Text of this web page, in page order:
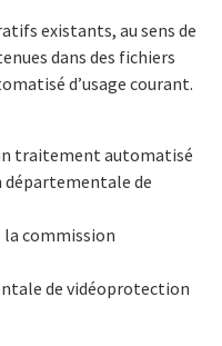
existants, au sens de
dans des fichiers
d’usage courant.
traitement automatisé
départementale de
commission
de vidéoprotection